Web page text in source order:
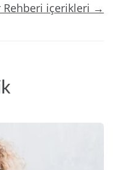
Rehberi içerikleri →